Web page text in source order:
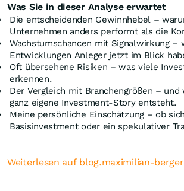
Was Sie in dieser Analyse erwartet
Die entscheidenden Gewinnhebel –
Unternehmen anders performt als die
Wachstumschancen mit Signalwirkung –
Entwicklungen Anleger jetzt im Blick
Oft übersehene Risiken – was viele
erkennen.
Der Vergleich mit Branchengrößen – und
ganz eigene Investment-Story entsteht.
Meine persönliche Einschätzung – ob
Basisinvestment oder ein spekulativer
Weiterlesen auf blog.maximilian-